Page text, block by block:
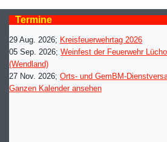
Termine
29 Aug. 2026; Kreisfeuerwehrtag 2026
05 Sep. 2026; Weinfest der Feuerwehr
(Wendland)
27 Nov. 2026; Orts- und GemBM-
Ganzen Kalender ansehen